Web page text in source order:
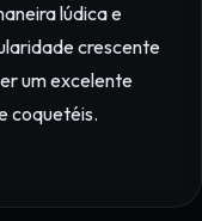
lúdica e
crescente
um excelente
coquetéis.